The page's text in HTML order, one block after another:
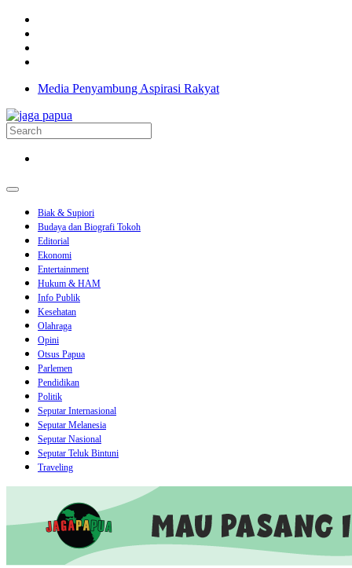
Media Penyambung Aspirasi Rakyat
Biak & Supiori
Budaya dan Biografi Tokoh
Editorial
Ekonomi
Entertainment
Hukum & HAM
Info Publik
Kesehatan
Olahraga
Opini
Otsus Papua
Parlemen
Pendidikan
Politik
Seputar Internasional
Seputar Melanesia
Seputar Nasional
Seputar Teluk Bintuni
Traveling